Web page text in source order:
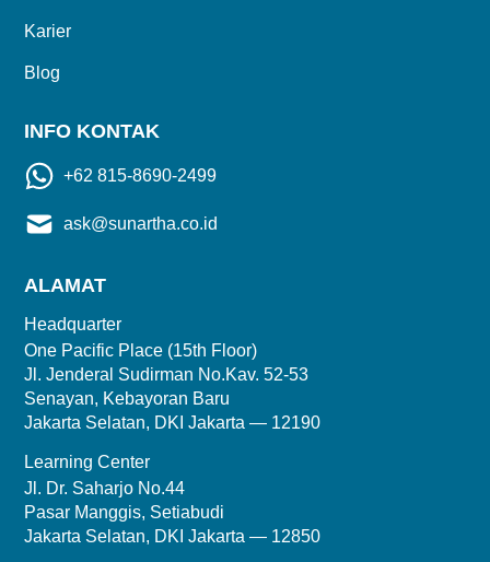
Karier
Blog
INFO KONTAK
+62 815-8690-2499
ask@sunartha.co.id
ALAMAT
Headquarter
One Pacific Place (15th Floor)
Jl. Jenderal Sudirman No.Kav. 52-53
Senayan, Kebayoran Baru
Jakarta Selatan, DKI Jakarta — 12190
Learning Center
Jl. Dr. Saharjo No.44
Pasar Manggis, Setiabudi
Jakarta Selatan, DKI Jakarta — 12850